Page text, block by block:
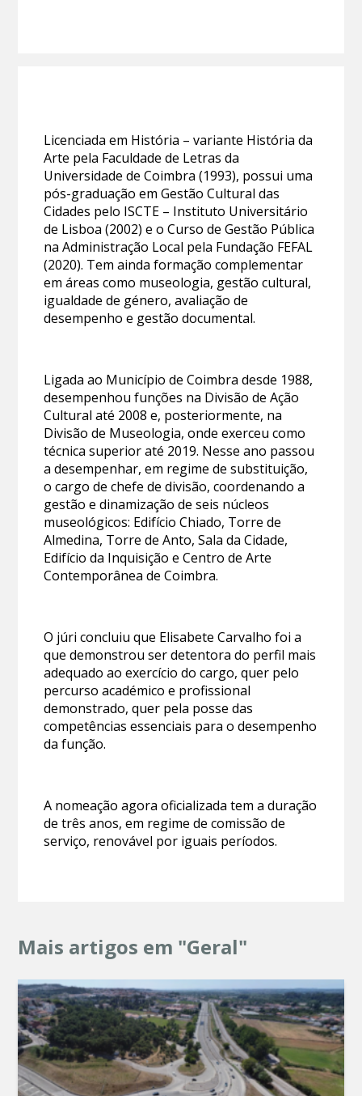
Licenciada em História – variante História da
Arte pela Faculdade de Letras da
Universidade de Coimbra (1993), possui uma
pós-graduação em Gestão Cultural das
Cidades pelo ISCTE – Instituto Universitário
de Lisboa (2002) e o Curso de Gestão Pública
na Administração Local pela Fundação FEFAL
(2020). Tem ainda formação complementar
em áreas como museologia, gestão cultural,
igualdade de género, avaliação de
desempenho e gestão documental.
Ligada ao Município de Coimbra desde 1988,
desempenhou funções na Divisão de Ação
Cultural até 2008 e, posteriormente, na
Divisão de Museologia, onde exerceu como
técnica superior até 2019. Nesse ano passou
a desempenhar, em regime de substituição,
o cargo de chefe de divisão, coordenando a
gestão e dinamização de seis núcleos
museológicos: Edifício Chiado, Torre de
Almedina, Torre de Anto, Sala da Cidade,
Edifício da Inquisição e Centro de Arte
Contemporânea de Coimbra.
O júri concluiu que Elisabete Carvalho foi a
que demonstrou ser detentora do perfil mais
adequado ao exercício do cargo, quer pelo
percurso académico e profissional
demonstrado, quer pela posse das
competências essenciais para o desempenho
da função.
A nomeação agora oficializada tem a duração
de três anos, em regime de comissão de
serviço, renovável por iguais períodos.
Mais artigos em "Geral"